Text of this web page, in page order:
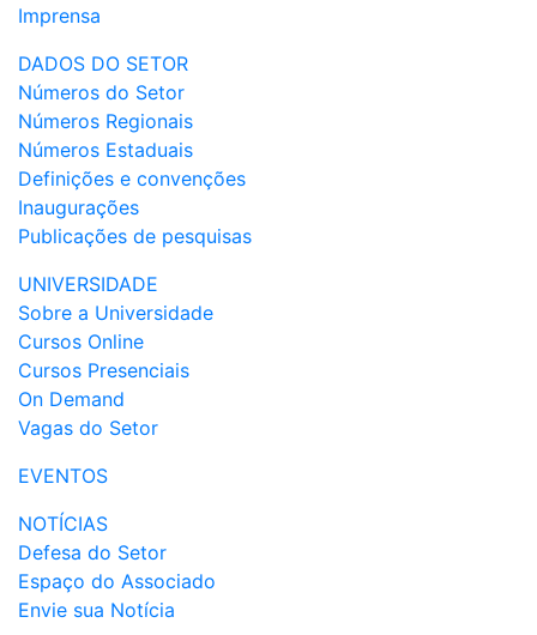
Imprensa
DADOS DO SETOR
Números do Setor
Números Regionais
Números Estaduais
Definições e convenções
Inaugurações
Publicações de pesquisas
UNIVERSIDADE
Sobre a Universidade
Cursos Online
Cursos Presenciais
On Demand
Vagas do Setor
EVENTOS
NOTÍCIAS
Defesa do Setor
Espaço do Associado
Envie sua Notícia